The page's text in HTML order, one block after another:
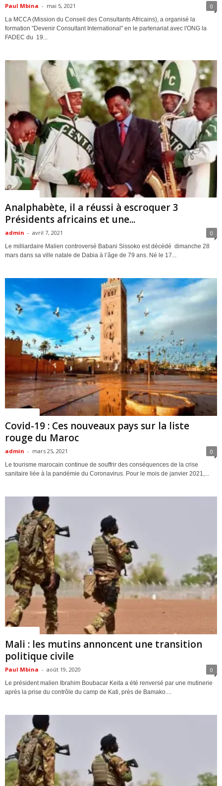
Paul Mbina - mai 5, 2021 0
La MCCA (Mission du Conseil des Consultants Africains), a organisé la
formation "Devenir Consultant International" en le partenariat avec l'ONG la
FADEC du 19...
Analphabète, il a réussi à escroquer 3
Présidents africains et une...
admin - avril 7, 2021 0
Le milliardaire Malien controversé Babani Sissoko est décédé dimanche 28
mars dans sa ville natale de Dabia à l’âge de 79 ans. Né le 17...
Covid-19 : Ces nouveaux pays sur la liste
rouge du Maroc
admin - mars 25, 2021 0
Le tourisme marocain continue de souffrir des conséquences de la crise
sanitaire liée à la pandémie du Coronavirus. Pour le mois de janvier 2021,...
Mali : les mutins annoncent une transition
politique civile
Paul Mbina - août 19, 2020 0
Le président malien Ibrahim Boubacar Keita a été renversé par une mutinerie
après la prise du contrôle du camp de Kati, près de Bamako....